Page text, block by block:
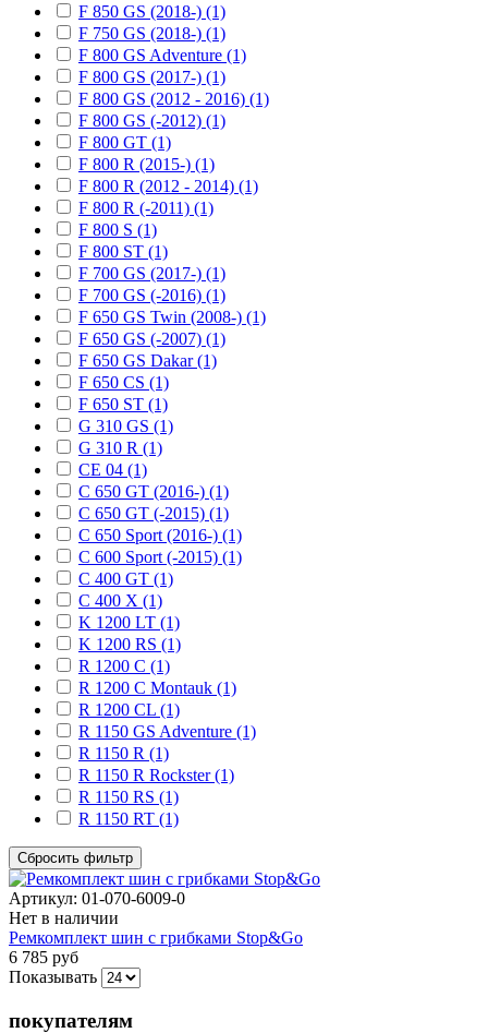
F 850 GS (2018-) (1)
F 750 GS (2018-) (1)
F 800 GS Adventure (1)
F 800 GS (2017-) (1)
F 800 GS (2012 - 2016) (1)
F 800 GS (-2012) (1)
F 800 GT (1)
F 800 R (2015-) (1)
F 800 R (2012 - 2014) (1)
F 800 R (-2011) (1)
F 800 S (1)
F 800 ST (1)
F 700 GS (2017-) (1)
F 700 GS (-2016) (1)
F 650 GS Twin (2008-) (1)
F 650 GS (-2007) (1)
F 650 GS Dakar (1)
F 650 CS (1)
F 650 ST (1)
G 310 GS (1)
G 310 R (1)
CE 04 (1)
C 650 GT (2016-) (1)
C 650 GT (-2015) (1)
C 650 Sport (2016-) (1)
C 600 Sport (-2015) (1)
C 400 GT (1)
C 400 X (1)
K 1200 LT (1)
K 1200 RS (1)
R 1200 C (1)
R 1200 C Montauk (1)
R 1200 CL (1)
R 1150 GS Adventure (1)
R 1150 R (1)
R 1150 R Rockster (1)
R 1150 RS (1)
R 1150 RT (1)
Сбросить фильтр
Артикул: 01-070-6009-0
Нет в наличии
Ремкомплект шин с грибками Stop&Go
6 785 руб
Показывать
покупателям